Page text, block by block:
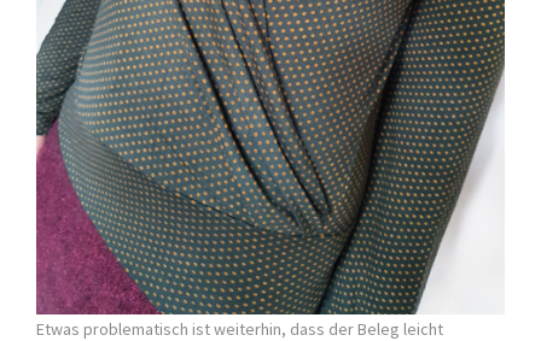
Etwas problematisch ist weiterhin, dass der Beleg leicht